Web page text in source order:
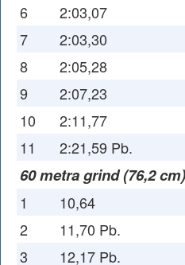
6 2:03,07
7 2:03,30
8 2:05,28
9 2:07,23
10 2:11,77
11 2:21,59 Pb.
60 metra grind (76,2
1 10,64
2 11,70 Pb.
3 12,17 Pb.